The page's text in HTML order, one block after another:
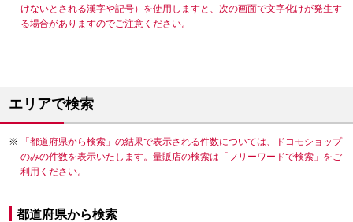
けないとされる漢字や記号）を使用しますと、次の画面で文字化けが発生す
る場合がありますのでご注意ください。
エリアで検索
「都道府県から検索」の結果で表示される件数については、ドコモショップ
のみの件数を表示いたします。量販店の検索は「フリーワードで検索」をご
利用ください。
都道府県から検索